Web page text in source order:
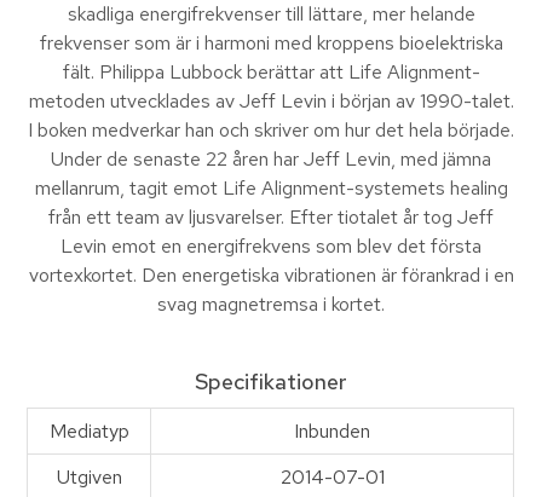
skadliga energifrekvenser till lättare, mer helande
frekvenser som är i harmoni med kroppens bioelektriska
fält. Philippa Lubbock berättar att Life Alignment-
metoden utvecklades av Jeff Levin i början av 1990-talet.
I boken medverkar han och skriver om hur det hela började.
Under de senaste 22 åren har Jeff Levin, med jämna
mellanrum, tagit emot Life Alignment-systemets healing
från ett team av ljusvarelser. Efter tiotalet år tog Jeff
Levin emot en energifrekvens som blev det första
vortexkortet. Den energetiska vibrationen är förankrad i en
svag magnetremsa i kortet.
Specifikationer
Mediatyp
Inbunden
Utgiven
2014-07-01